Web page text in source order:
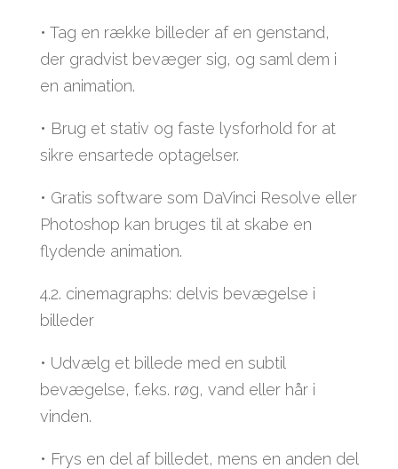
• Tag en række billeder af en genstand,
der gradvist bevæger sig, og saml dem i
en animation.
• Brug et stativ og faste lysforhold for at
sikre ensartede optagelser.
• Gratis software som DaVinci Resolve eller
Photoshop kan bruges til at skabe en
flydende animation.
4.2. cinemagraphs: delvis bevægelse i
billeder
• Udvælg et billede med en subtil
bevægelse, f.eks. røg, vand eller hår i
vinden.
• Frys en del af billedet, mens en anden del